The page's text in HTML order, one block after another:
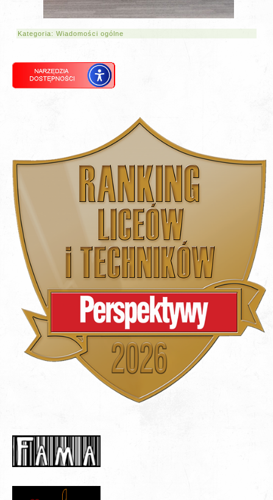
Kategoria:Wiadomości ogólne